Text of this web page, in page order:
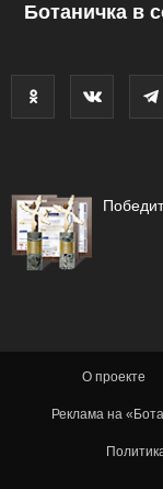
Ботаничка в
О проекте
Реклама на